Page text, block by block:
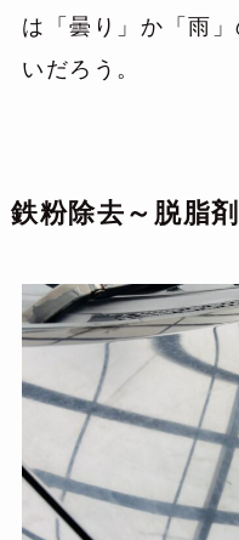
は「曇り」か「雨
いだろう。
鉄粉除去～脱脂